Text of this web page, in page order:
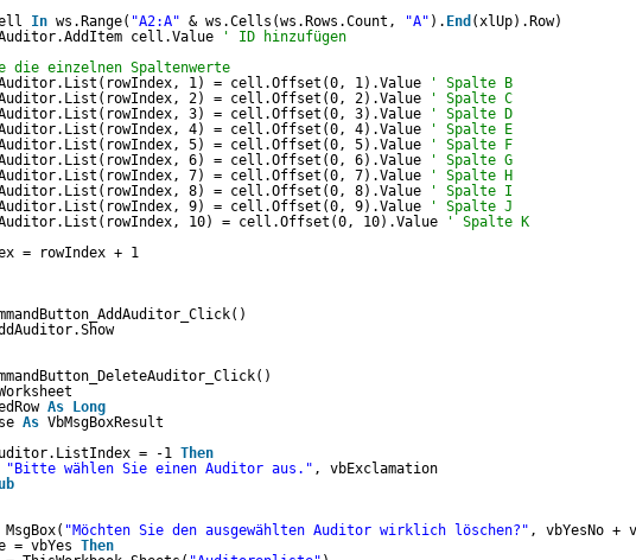
In ws.Range( "A2:A" & ws.Cells(ws.Rows.Count, "A" ). End (xlUp).Row)
cell.Value
' ID hinzufügen
die einzelnen Spaltenwerte
1) = cell.Offset(0, 1).Value
' Spalte B
2) = cell.Offset(0, 2).Value
' Spalte C
3) = cell.Offset(0, 3).Value
' Spalte D
4) = cell.Offset(0, 4).Value
' Spalte E
5) = cell.Offset(0, 5).Value
' Spalte F
6) = cell.Offset(0, 6).Value
' Spalte G
7) = cell.Offset(0, 7).Value
' Spalte H
8) = cell.Offset(0, 8).Value
' Spalte I
9) = cell.Offset(0, 9).Value
' Spalte J
10) = cell.Offset(0, 10).Value
' Spalte K
= rowIndex + 1
As
Long
As VbMsgBoxResult
= -1 Then
"Bitte wählen Sie einen Auditor aus." , vbExclamation
"Möchten Sie den ausgewählten Auditor wirklich löschen?" , vbYesNo +
= vbYes Then